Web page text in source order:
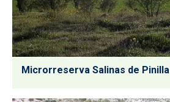
Microrreserva Salinas de Pinilla